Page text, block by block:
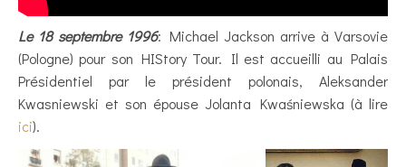
Le 18 septembre 1996: Michael Jackson arrive à Varsovie
(Pologne) pour son HIStory Tour. Il est accueilli au Palais
Présidentiel par le président polonais, Aleksander
Kwasniewski et son épouse Jolanta Kwaśniewska (à lire
ici).